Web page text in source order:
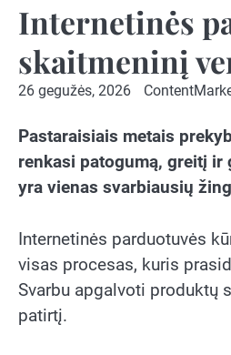
Internetinės
skaitmeninį
26 gegužės, 2026
Pastaraisiais metais
renkasi patogumą, greitį
yra vienas svarbiausių
Internetinės parduotuvės
visas procesas, kuris
Svarbu apgalvoti produktų
patirtį.